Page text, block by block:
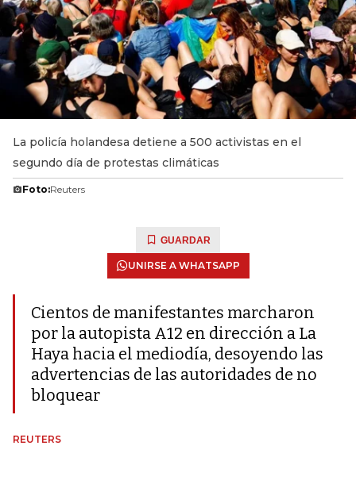
La policía holandesa detiene a 500 activistas en el
segundo día de protestas climáticas
Foto:Reuters
GUARDAR
UNIRSE A WHATSAPP
Cientos de manifestantes marcharon
por la autopista A12 en dirección a La
Haya hacia el mediodía, desoyendo las
advertencias de las autoridades de no
bloquear
REUTERS